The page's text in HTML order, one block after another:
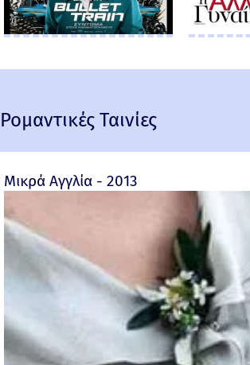
Ρομαντικές Ταινίες
Μικρά Αγγλία - 2013